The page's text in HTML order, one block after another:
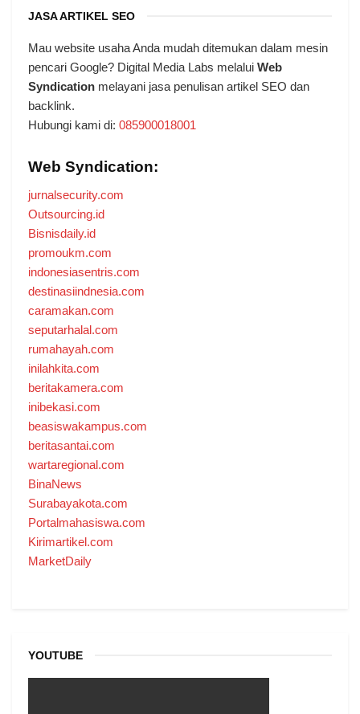
JASA ARTIKEL SEO
Mau website usaha Anda mudah ditemukan dalam mesin
pencari Google? Digital Media Labs melalui Web
Syndication melayani jasa penulisan artikel SEO dan
backlink.
Hubungi kami di: 085900018001
Web Syndication:
jurnalsecurity.com
Outsourcing.id
Bisnisdaily.id
promoukm.com
indonesiasentris.com
destinasiindnesia.com
caramakan.com
seputarhalal.com
rumahayah.com
inilahkita.com
beritakamera.com
inibekasi.com
beasiswakampus.com
beritasantai.com
wartaregional.com
BinaNews
Surabayakota.com
Portalmahasiswa.com
Kirimartikel.com
MarketDaily
YOUTUBE